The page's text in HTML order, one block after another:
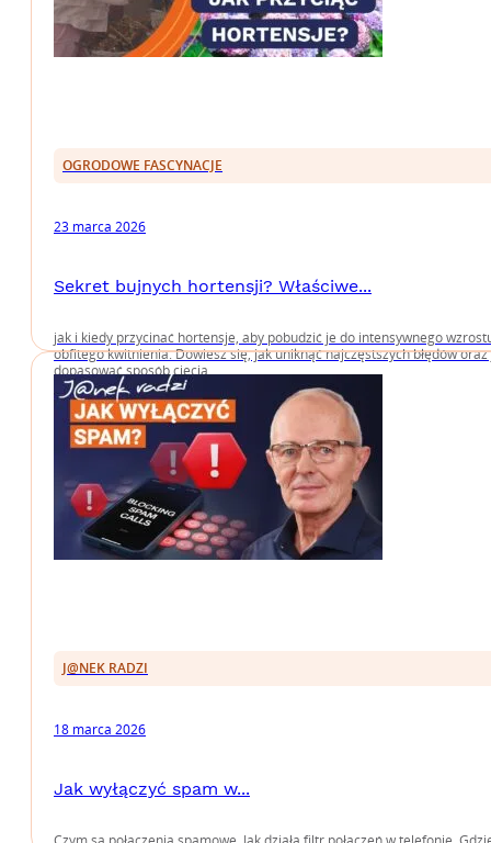
OGRODOWE FASCYNACJE
23 marca 2026
Sekret bujnych hortensji? Właściwe...
jak i kiedy przycinać hortensje, aby pobudzić je do intensywnego
obfitego kwitnienia. Dowiesz się, jak uniknąć najczęstszych błędów oraz
dopasować sposób cięcia....
J@NEK RADZI
18 marca 2026
Jak wyłączyć spam w...